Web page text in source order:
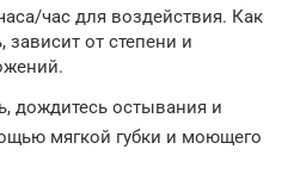
час для воздействия. Как
зависит от степени и
дождитесь остывания и
мягкой губки и моющего